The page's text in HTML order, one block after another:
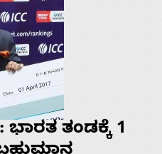
ಭಾರತ ತಂಡಕ್ಕೆ 1